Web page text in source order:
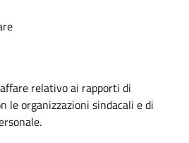
relativo ai rapporti di
le organizzazioni sindacali e di